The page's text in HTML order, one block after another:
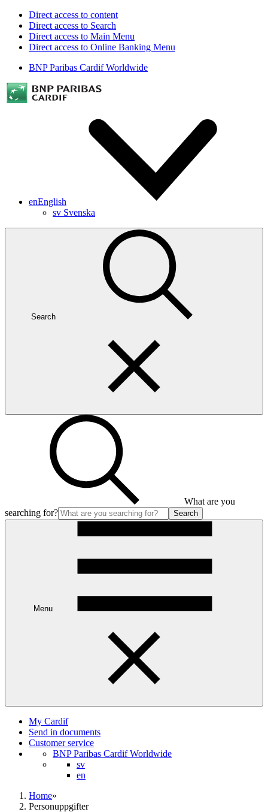
Direct access to content
Direct access to Search
Direct access to Main Menu
Direct access to Online Banking Menu
BNP Paribas Cardif Worldwide
enEnglish
sv Svenska
Search
What are you
searching for?
Search
Menu
My Cardif
Send in documents
Customer service
BNP Paribas Cardif Worldwide
sv
en
Home»
Personuppgifter